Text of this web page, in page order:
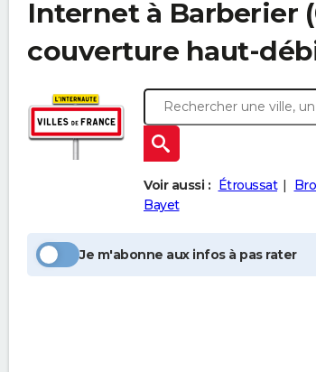
Internet à Barberier
couverture haut-
Voir aussi : Étroussat
Bayet
Je m'abonne aux infos à pas rater